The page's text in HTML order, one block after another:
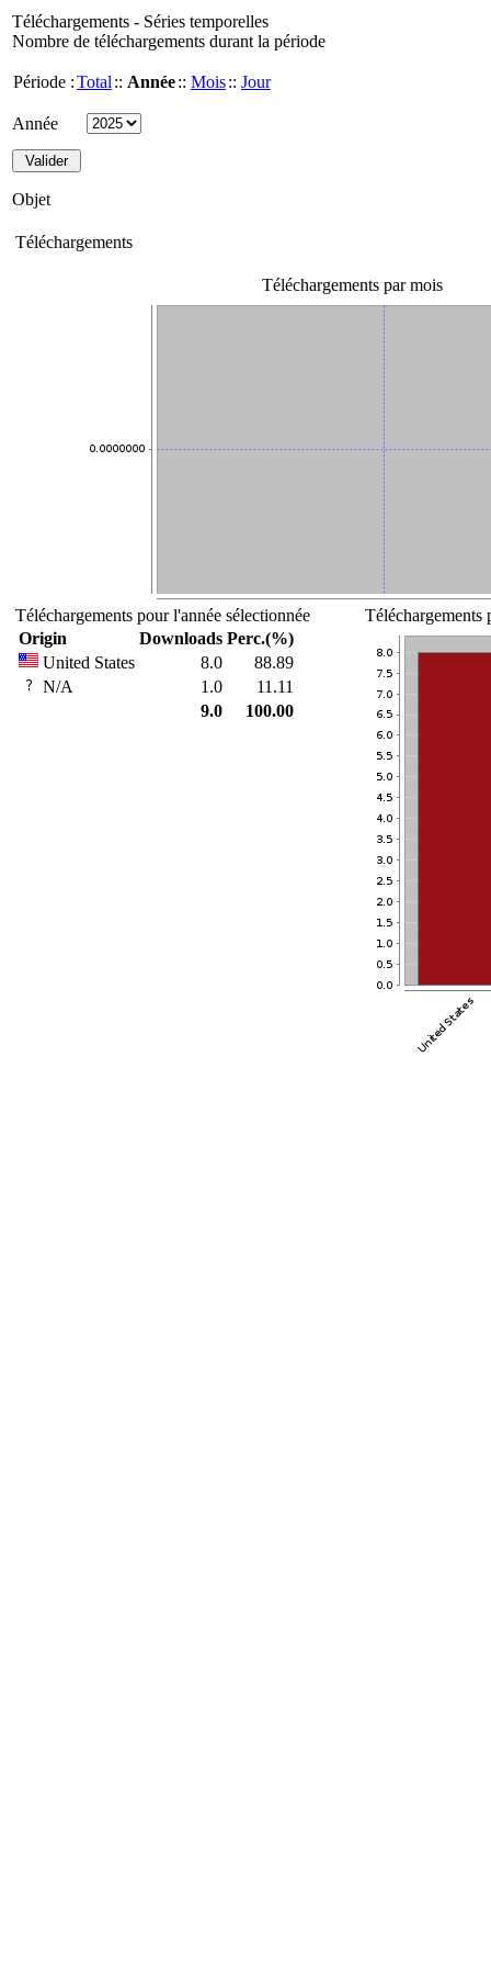
Téléchargements - Séries temporelles
Nombre de téléchargements durant la période
Période :Total :: Année:: Mois:: Jour
Année
Objet
Téléchargements
Téléchargements par mois
Téléchargements pour l'année sélectionnée
Origin
Downloads Perc.(%)
United States
8.0
88.89
N/A
1.0
11.11
9.0
100.00
Téléchargements